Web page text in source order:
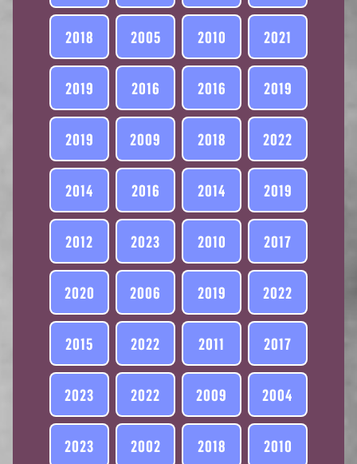
2018 2005 2010 2021
2019 2016 2016 2019
2019 2009 2018 2022
2014 2016 2014 2019
2012 2023 2010 2017
2020 2006 2019 2022
2015 2022 2011 2017
2023 2022 2009 2004
2023 2002 2018 2010